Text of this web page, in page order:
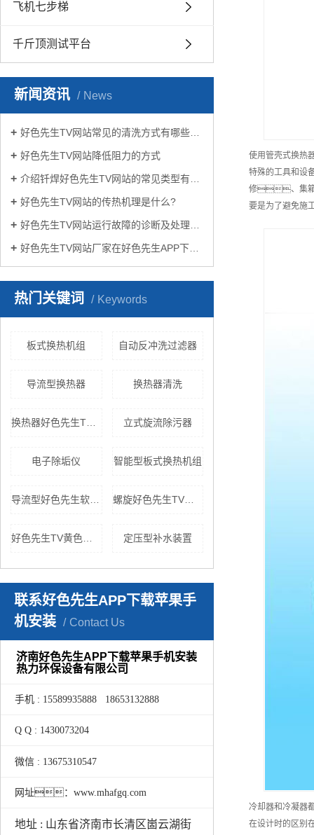
飞机七步梯
千斤顶测试平台
新闻资讯 News
好色先生TV网站常见的清洗方式有哪些？
好色先生TV网站降低阻力的方式
介绍钎焊好色先生TV网站的常见类型有哪些
好色先生TV网站的传热机理是什么?
好色先生TV网站运行故障的诊断及处理方法
好色先生TV网站厂家在好色先生APP下载苹果手机安装生活中有哪些作用？
热门关键词 Keywords
板式换热机组 自动反冲洗过滤器
导流型换热器 换热器清洗
立式旋流除污器
电子除垢仪 智能型板式换热机组
螺旋好色先生TV黄色
定压型补水装置
联系好色先生APP下载苹果手
机安装
Contact Us
济南好色先生APP下载苹果手机安装
热力环保设备有限公司
手机 : 15589935888 18653132888
Q Q : 1430073204
微信 : 13675310547
网址：www.mhafgq.com
地址 : 山东省济南市长清区崮云湖街
使用管壳式换
特殊的工具和
修、集箱
要是为了避免
冷却器和冷凝器
在设计时的区别